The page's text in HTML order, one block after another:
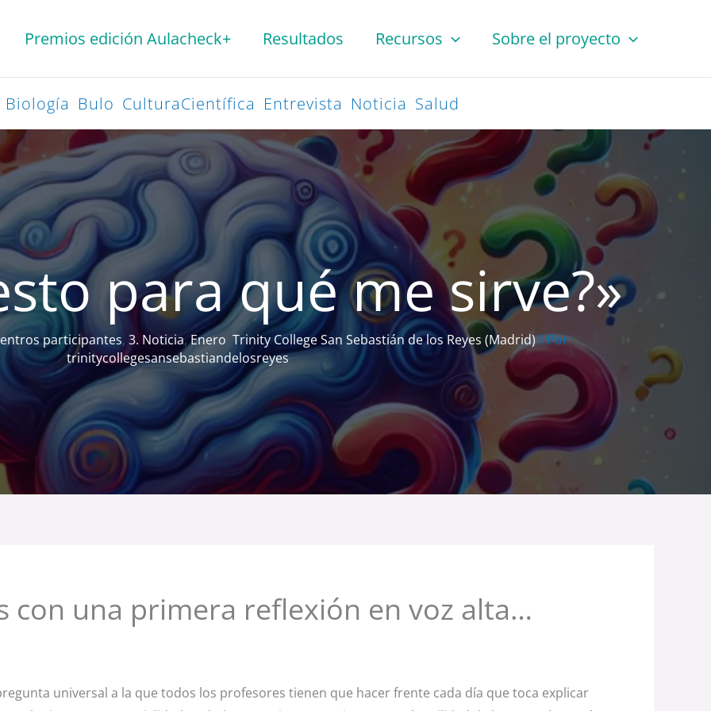
Premios edición Aulacheck+ Resultados Recursos Sobre el proyecto
Biología Bulo CulturaCientífica Entrevista Noticia Salud
para qué me sirve?»
participantes, 3. Noticia,Enero, Trinity College San Sebastián de los Reyes (Madrid)/ Por
trinitycollegesansebastiandelosreyes
con una primera reflexión en voz alta…
universal a la que todos los profesores tienen que hacer frente cada día que toca explicar